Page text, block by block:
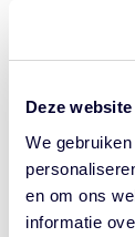
Deze
We
en om ons
informatie